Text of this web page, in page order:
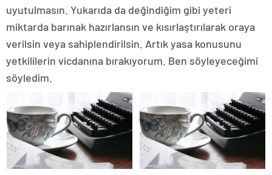
uyutulmasın. Yukarıda da değindiğim gibi yeteri
miktarda barınak hazırlansın ve kısırlaştırılarak oraya
verilsin veya sahiplendirilsin. Artık yasa konusunu
yetkililerin vicdanına bırakıyorum. Ben söyleyeceğimi
söyledim.